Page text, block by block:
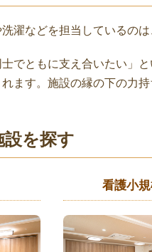
濯などを担当しているの
士でともに支え合いたい」
ます。施設の縁の下の力
設を探す
看護小